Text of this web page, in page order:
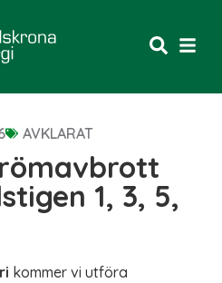
AVKLARAT
1, 3, 5,
kommer vi utföra